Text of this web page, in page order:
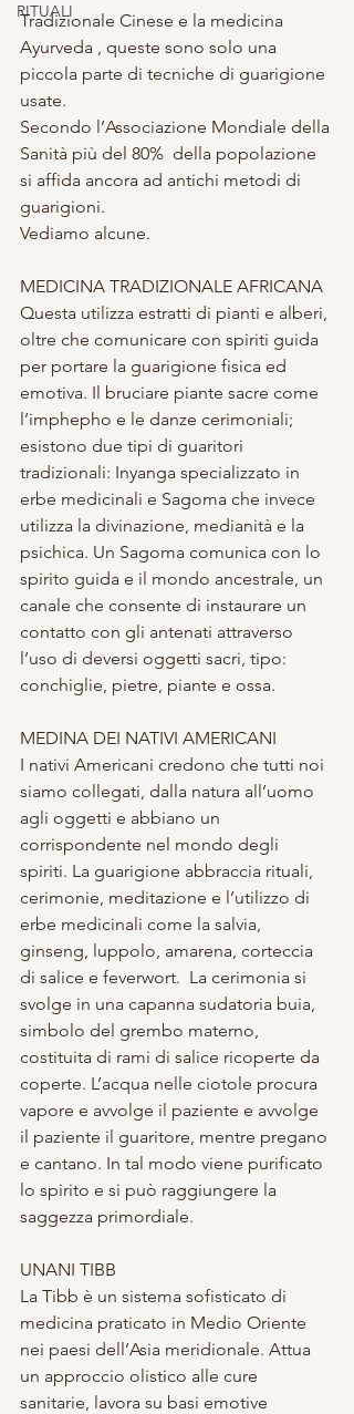
RITUALI
Tradizionale Cinese e la medicina
Ayurveda , queste sono solo una
piccola parte di tecniche di guarigione
usate.
Secondo l’Associazione Mondiale della
Sanità più del 80%  della popolazione
si affida ancora ad antichi metodi di
guarigioni.
Vediamo alcune.
MEDICINA TRADIZIONALE AFRICANA
Questa utilizza estratti di pianti e alberi,
oltre che comunicare con spiriti guida
per portare la guarigione fisica ed
emotiva. Il bruciare piante sacre come
l’imphepho e le danze cerimoniali;
esistono due tipi di guaritori
tradizionali: Inyanga specializzato in
erbe medicinali e Sagoma che invece
utilizza la divinazione, medianità e la
psichica. Un Sagoma comunica con lo
spirito guida e il mondo ancestrale, un
canale che consente di instaurare un
contatto con gli antenati attraverso
l’uso di deversi oggetti sacri, tipo:
conchiglie, pietre, piante e ossa.
MEDINA DEI NATIVI AMERICANI
I nativi Americani credono che tutti noi
siamo collegati, dalla natura all’uomo
agli oggetti e abbiano un
corrispondente nel mondo degli
spiriti. La guarigione abbraccia rituali,
cerimonie, meditazione e l’utilizzo di
erbe medicinali come la salvia,
ginseng, luppolo, amarena, corteccia
di salice e feverwort.  La cerimonia si
svolge in una capanna sudatoria buia,
simbolo del grembo materno,
costituita di rami di salice ricoperte da
coperte. L’acqua nelle ciotole procura
vapore e avvolge il paziente e avvolge
il paziente il guaritore, mentre pregano
e cantano. In tal modo viene purificato
lo spirito e si può raggiungere la
saggezza primordiale.
UNANI TIBB
La Tibb è un sistema sofisticato di
medicina praticato in Medio Oriente
nei paesi dell’Asia meridionale. Attua
un approccio olistico alle cure
sanitarie, lavora su basi emotive